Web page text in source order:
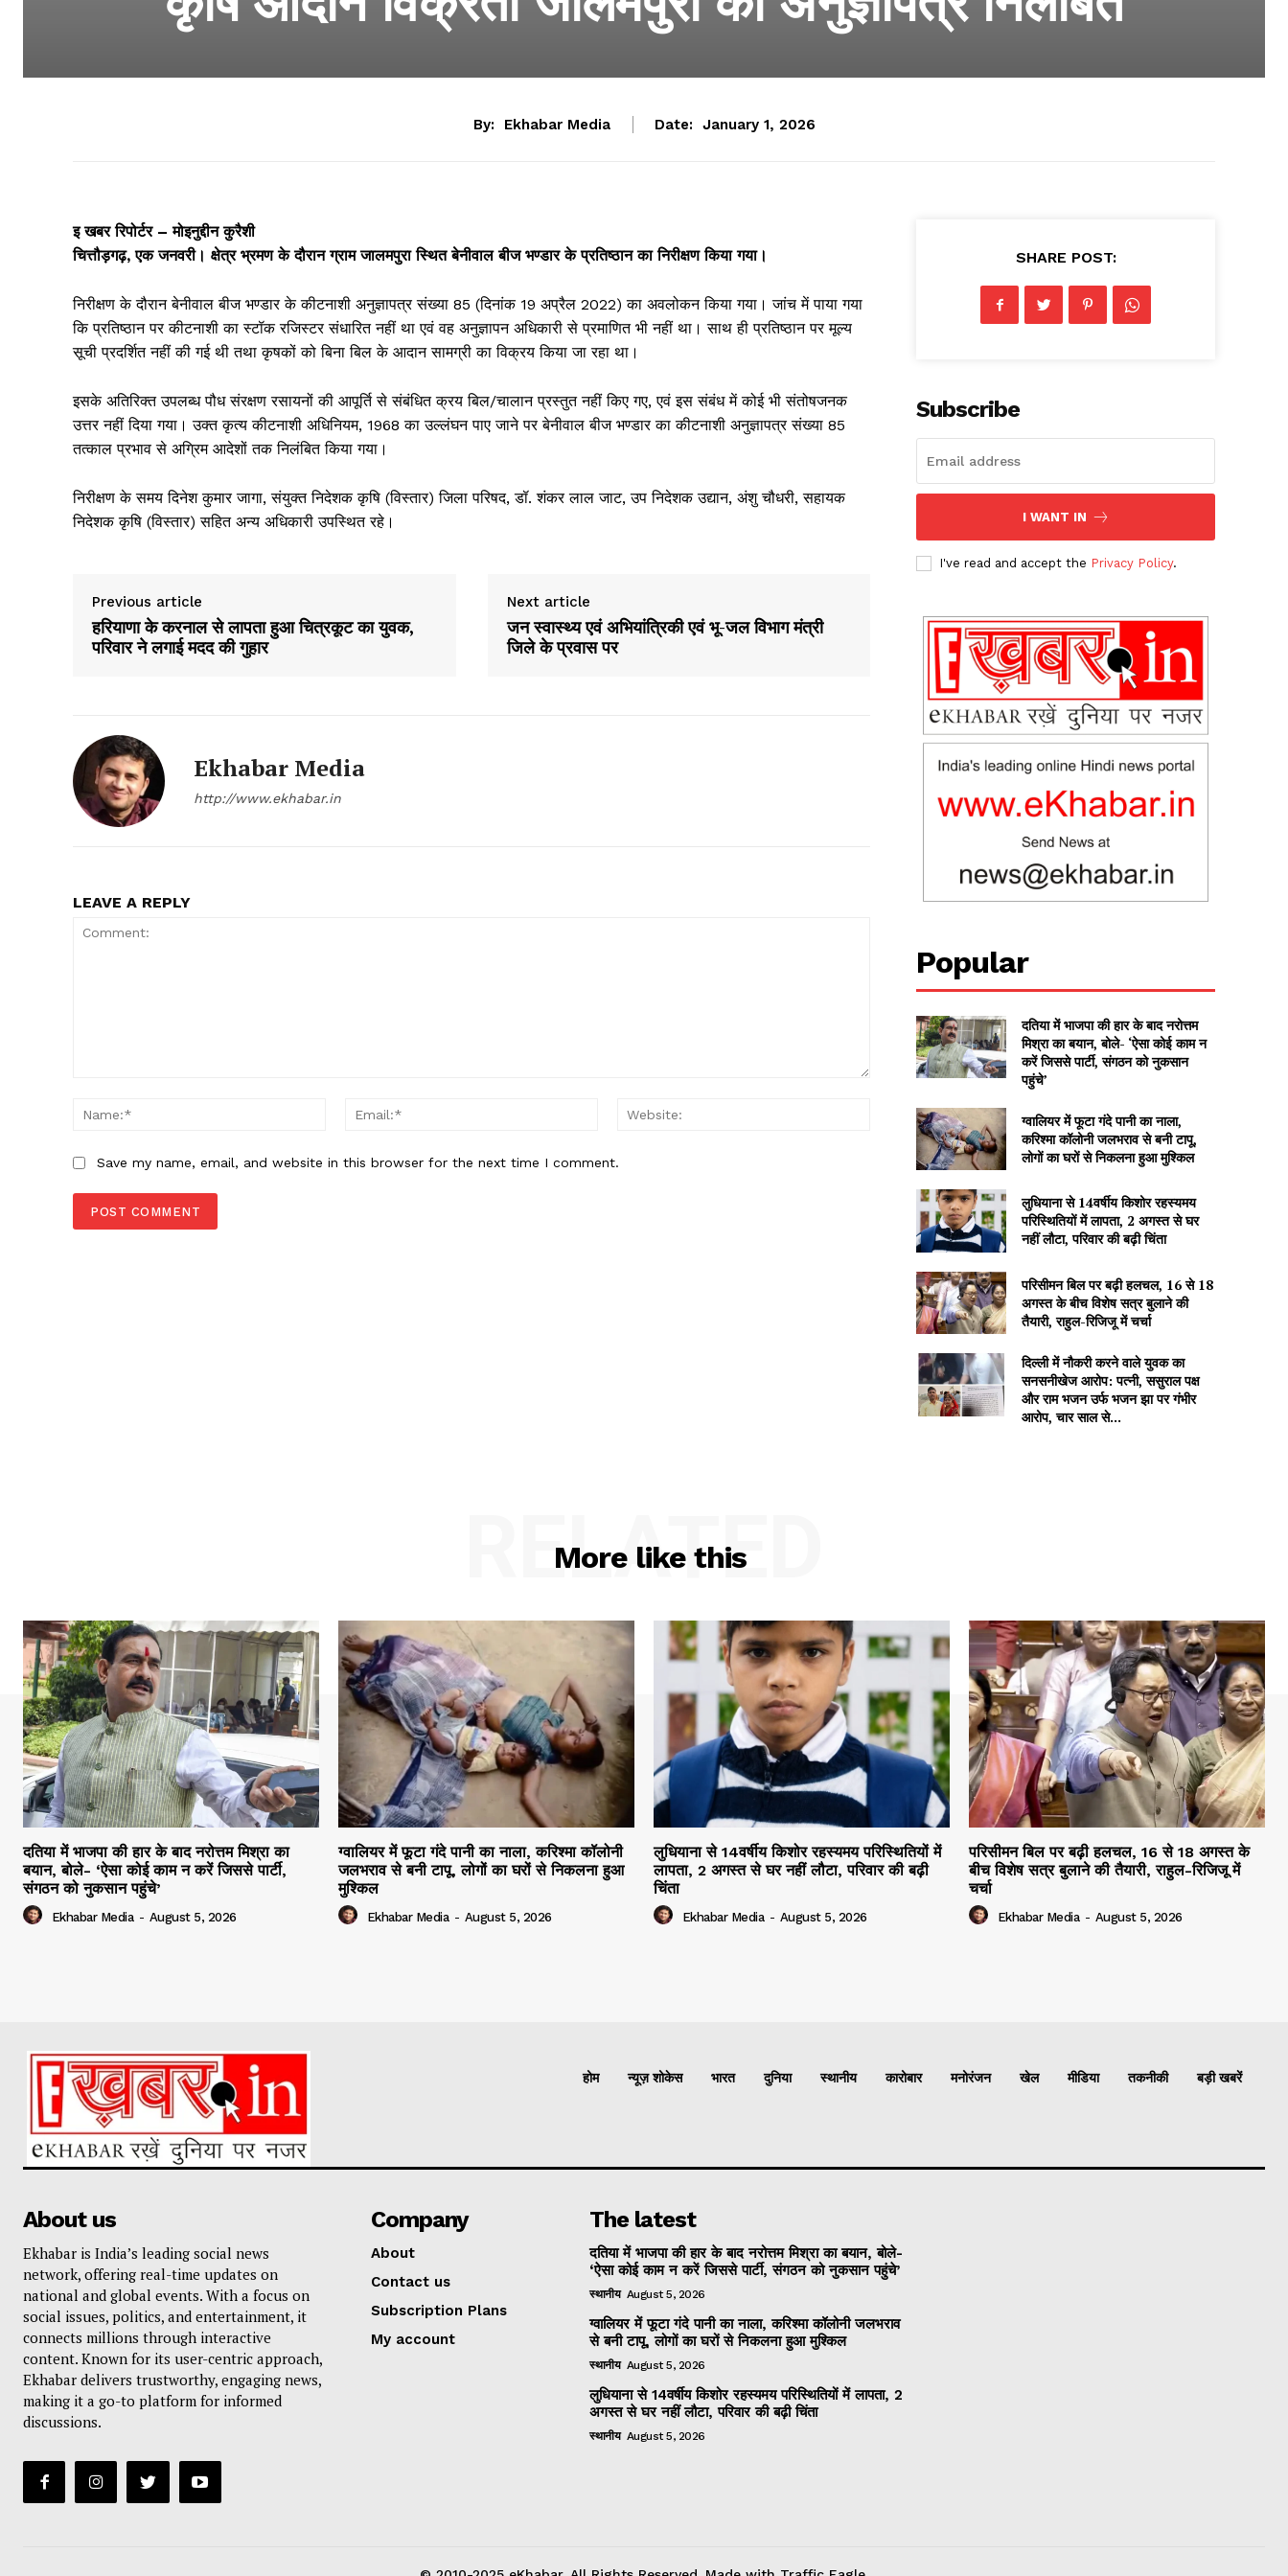
By: Ekhabar Media Date: January 1, 2026
इ खबर रिपोर्टर – मोइनुद्दीन कुरैशी
चित्तौड़गढ़, एक जनवरी। क्षेत्र भ्रमण के दौरान ग्राम जालमपुरा स्थित बेनीवाल बीज भण्डार के प्रतिष्ठान का निरीक्षण किया गया।
निरीक्षण के दौरान बेनीवाल बीज भण्डार के कीटनाशी अनुज्ञापत्र संख्या 85 (दिनांक 19 अप्रैल 2022) का अवलोकन किया गया। जांच में पाया गया
कि प्रतिष्ठान पर कीटनाशी का स्टॉक रजिस्टर संधारित नहीं था एवं वह अनुज्ञापन अधिकारी से प्रमाणित भी नहीं था। साथ ही प्रतिष्ठान पर मूल्य
सूची प्रदर्शित नहीं की गई थी तथा कृषकों को बिना बिल के आदान सामग्री का विक्रय किया जा रहा था।
इसके अतिरिक्त उपलब्ध पौध संरक्षण रसायनों की आपूर्ति से संबंधित क्रय बिल/चालान प्रस्तुत नहीं किए गए, एवं इस संबंध में कोई भी संतोषजनक
उत्तर नहीं दिया गया। उक्त कृत्य कीटनाशी अधिनियम, 1968 का उल्लंघन पाए जाने पर बेनीवाल बीज भण्डार का कीटनाशी अनुज्ञापत्र संख्या 85
तत्काल प्रभाव से अग्रिम आदेशों तक निलंबित किया गया।
निरीक्षण के समय दिनेश कुमार जागा, संयुक्त निदेशक कृषि (विस्तार) जिला परिषद, डॉ. शंकर लाल जाट, उप निदेशक उद्यान, अंशु चौधरी, सहायक
निदेशक कृषि (विस्तार) सहित अन्य अधिकारी उपस्थित रहे।
Previous article
हरियाणा के करनाल से लापता हुआ चित्रकूट का युवक,
परिवार ने लगाई मदद की गुहार
Next article
जन स्वास्थ्य एवं अभियांत्रिकी एवं भू-जल विभाग मंत्री
जिले के प्रवास पर
Ekhabar Media
http://www.ekhabar.in
LEAVE A REPLY
Name:*
Email:* Website:
Save my name, email, and website in this browser for the next time I comment.
SHARE POST:
Subscribe
I WANT IN
I've read and accept the Privacy Policy.
Popular
दतिया में भाजपा की हार के बाद नरोत्तम
मिश्रा का बयान, बोले- ‘ऐसा कोई काम न
करें जिससे पार्टी, संगठन को नुकसान
पहुंचे’
ग्वालियर में फूटा गंदे पानी का नाला,
करिश्मा कॉलोनी जलभराव से बनी टापू,
लोगों का घरों से निकलना हुआ मुश्किल
लुधियाना से 14वर्षीय किशोर रहस्यमय
परिस्थितियों में लापता, 2 अगस्त से घर
नहीं लौटा, परिवार की बढ़ी चिंता
परिसीमन बिल पर बढ़ी हलचल, 16 से 18
अगस्त के बीच विशेष सत्र बुलाने की
तैयारी, राहुल-रिजिजू में चर्चा
दिल्ली में नौकरी करने वाले युवक का
सनसनीखेज आरोप: पत्नी, ससुराल पक्ष
और राम भजन उर्फ भजन झा पर गंभीर
आरोप, चार साल से...
More like this
RELATED
दतिया में भाजपा की हार के बाद नरोत्तम मिश्रा का
बयान, बोले- ‘ऐसा कोई काम न करें जिससे पार्टी,
संगठन को नुकसान पहुंचे’
Ekhabar Media - August 5, 2026
ग्वालियर में फूटा गंदे पानी का नाला, करिश्मा कॉलोनी
जलभराव से बनी टापू, लोगों का घरों से निकलना हुआ
मुश्किल
Ekhabar Media - August 5, 2026
लुधियाना से 14वर्षीय किशोर रहस्यमय परिस्थितियों में
लापता, 2 अगस्त से घर नहीं लौटा, परिवार की बढ़ी
चिंता
Ekhabar Media - August 5, 2026
परिसीमन बिल पर बढ़ी हलचल, 16 से 18 अगस्त के
बीच विशेष सत्र बुलाने की तैयारी, राहुल-रिजिजू में
चर्चा
Ekhabar Media - August 5, 2026
होम न्यूज़ शोकेस भारत दुनिया स्थानीय कारोबार मनोरंजन खेल मीडिया तकनीकी बड़ी खबरें
About us
Ekhabar is India’s leading social news
network, offering real-time updates on
national and global events. With a focus on
social issues, politics, and entertainment, it
connects millions through interactive
content. Known for its user-centric approach,
Ekhabar delivers trustworthy, engaging news,
making it a go-to platform for informed
discussions.
Company
About
Contact us
Subscription Plans
My account
The latest
दतिया में भाजपा की हार के बाद नरोत्तम मिश्रा का बयान, बोले-
‘ऐसा कोई काम न करें जिससे पार्टी, संगठन को नुकसान पहुंचे’
स्थानीय August 5, 2026
ग्वालियर में फूटा गंदे पानी का नाला, करिश्मा कॉलोनी जलभराव
से बनी टापू, लोगों का घरों से निकलना हुआ मुश्किल
स्थानीय August 5, 2026
लुधियाना से 14वर्षीय किशोर रहस्यमय परिस्थितियों में लापता, 2
अगस्त से घर नहीं लौटा, परिवार की बढ़ी चिंता
स्थानीय August 5, 2026